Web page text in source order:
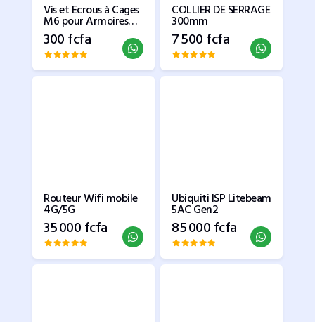
Vis et Ecrous à Cages
M6 pour Armoires
Réseau - Baie de de
Serveur
300 fcfa
COLLIER DE SERRAGE
300mm
7 500 fcfa
Routeur Wifi mobile
4G/5G
35 000 fcfa
Ubiquiti ISP Litebeam
5AC Gen2
85 000 fcfa